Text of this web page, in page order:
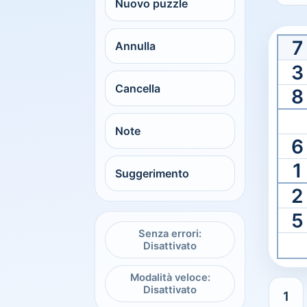
Sudoku
Scegli una difficoltà e stampa una griglia pulita
Nuovo puzzle
Annulla
Cancella
Note
Suggerimento
Senza errori:
Disattivato
Modalità veloce:
Disattivato
7
3
8
6
1
2
5
1